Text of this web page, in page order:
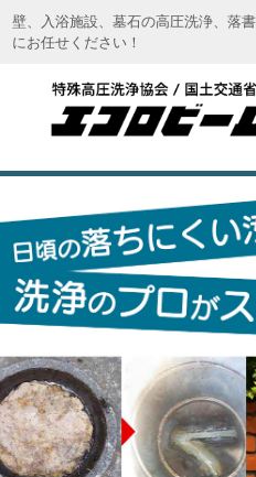
壁、入浴施設、墓石の高圧洗浄、落
にお任せください！
エコロビーム西東京｜特